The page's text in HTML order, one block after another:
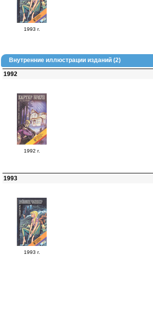
1993 г.
Внутренние иллюстрации изданий (2)
1992
1992 г.
1993
1993 г.